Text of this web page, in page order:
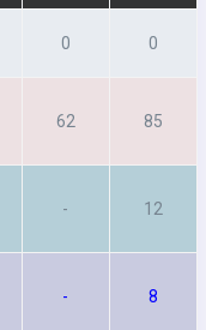
0 0
62 85
- 12
- 8